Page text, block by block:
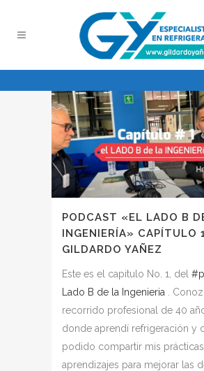
PODCAST «EL LADO B
INGENIERÍA» CAPÍTULO
GILDARDO YAÑEZ
Este es el capitulo No. 1, del
Lado B de la Ingenieria .
recorrido profesional de 40
donde aprendí refrigeración y
podido compartir mis
aprendizajes para mejorar las